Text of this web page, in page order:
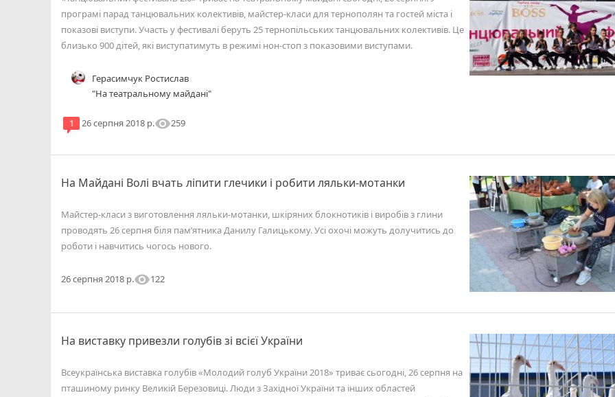
програмі парад танцювальних колективів, майстер-класи для тернополян та гостей міста і
показові виступи. Участь у фестивалі беруть 25 тернопільських танцювальних колективів. Це
близько 900 дітей, які виступатимуть в режимі нон-стоп з показовими виступами.
Герасимчук Ростислав
"На театральному майдані"
1 26 серпня 2018 р.visibility259
На Майдані Волі вчать ліпити глечики і робити ляльки-мотанки
Майстер-класи з виготовлення ляльки-мотанки, шкіряних блокнотиків і виробів з глини
проводять 26 серпня біля пам’ятника Данилу Галицькому. Усі охочі можуть долучитись до
роботи і навчитись чогось нового.
26 серпня 2018 р.visibility122
На виставку привезли голубів зі всієї України
Всеукраїнська виставка голубів «Молодий голуб України 2018» триває сьогодні, 26 серпня на
пташиному ринку Великій Березовиці. Люди з Західної України та інших областей